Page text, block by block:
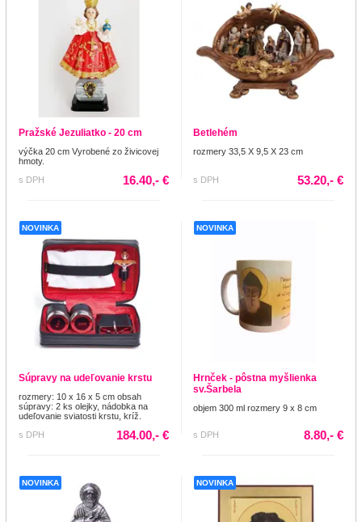
Pražské Jezuliatko - 20 cm
výčka 20 cm Vyrobené zo živicovej
hmoty.
s DPH
16.40,- €
Betlehém
rozmery 33,5 X 9,5 X 23 cm
s DPH 53.20,- €
NOVINKA
Súpravy na udeľovanie krstu
rozmery: 10 x 16 x 5 cm obsah
súpravy: 2 ks olejky, nádobka na
udeľovanie sviatosti krstu, kríž.
s DPH
184.00,- €
NOVINKA
Hrnček - pôstna myšlienka
sv.Šarbela
objem 300 ml rozmery 9 x 8 cm
s DPH 8.80,- €
NOVINKA NOVINKA